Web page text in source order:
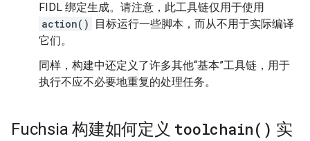
FIDL 绑定生成。请注意，此工具链仅用于使用
action()
目标运行一些脚本，而从不用于实际编译
它们。
同样，构建中还定义了许多其他“基本”工具链，用于
执行不应不必要地重复的处理任务。
Fuchsia 构建如何定义 toolchain( ) 实